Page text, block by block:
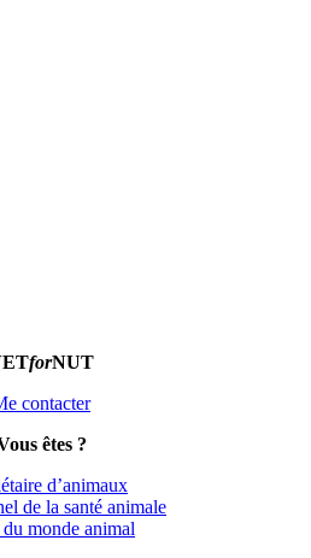
forNUT
contacter
êtes ?
d’animaux
de la santé animale
monde animal